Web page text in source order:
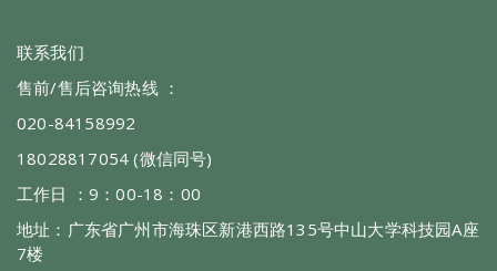
联系我们
售前/售后咨询热线 ：
020-84158992
18028817054 (微信同号)
工作日 ：9：00-18：00
地址：广东省广州市海珠区新港西路135号中山大学科技园A座
7楼